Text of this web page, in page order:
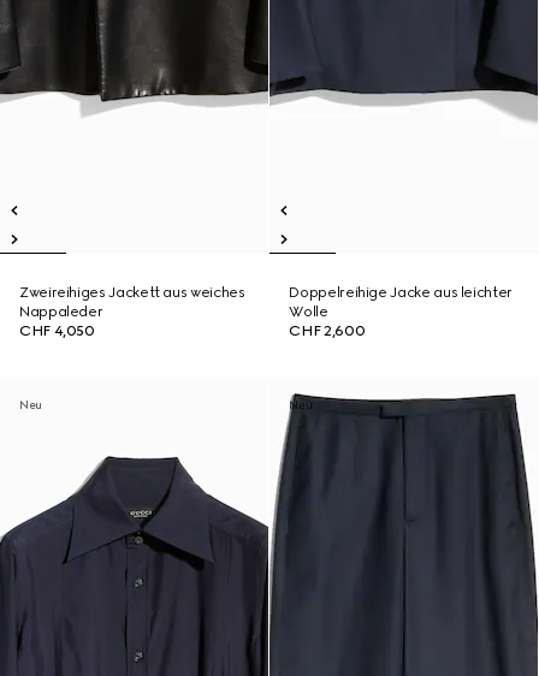
Zweireihiges Jackett aus weiches
Nappaleder
CHF 4,050
Doppelreihige Jacke aus leichter
Wolle
CHF 2,600
Neu Neu